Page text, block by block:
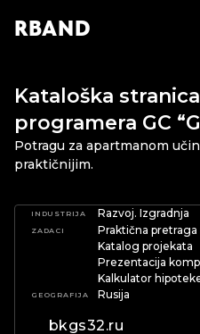
RBAND
Kataloška
programera GC
Potragu za apartmanom
praktičnijim.
INDUSTRIJA Razvoj. Izgradnja
ZADACI
Praktična
Katalog projekata
Prezentacija
Kalkulator
GEOGRAFIJA Rusija
bkgs32.ru